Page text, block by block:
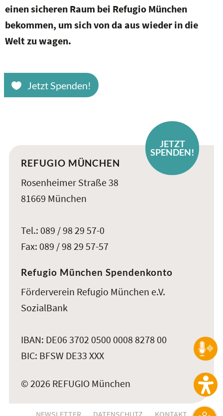
einen sicheren Raum bei Refugio München
bekommen, um sich von da aus wieder in die
Welt zu wagen.
Jetzt Spenden!
JETZT
SPENDEN!
REFUGIO MÜNCHEN
Rosenheimer Straße 38
81669 München
Tel.: 089 / 98 29 57-0
Fax: 089 / 98 29 57-57
Refugio München Spendenkonto
Förderverein Refugio München e.V.
SozialBank
IBAN: DE06 3702 0500 0008 8278 00
BIC: BFSW DE33 XXX
© 2026 REFUGIO München